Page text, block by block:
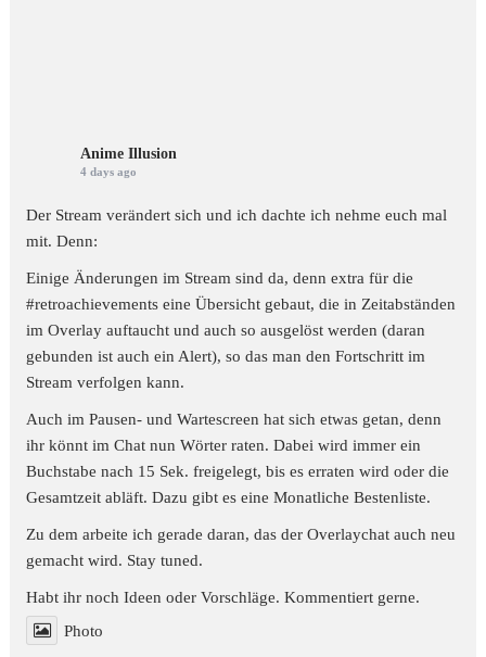
Anime Illusion
4 days ago
Der Stream verändert sich und ich dachte ich nehme euch mal
mit. Denn:
Einige Änderungen im Stream sind da, denn extra für die
#retroachievements eine Übersicht gebaut, die in Zeitabständen
im Overlay auftaucht und auch so ausgelöst werden (daran
gebunden ist auch ein Alert), so das man den Fortschritt im
Stream verfolgen kann.
Auch im Pausen- und Wartescreen hat sich etwas getan, denn
ihr könnt im Chat nun Wörter raten. Dabei wird immer ein
Buchstabe nach 15 Sek. freigelegt, bis es erraten wird oder die
Gesamtzeit abläft. Dazu gibt es eine Monatliche Bestenliste.
Zu dem arbeite ich gerade daran, das der Overlaychat auch neu
gemacht wird. Stay tuned.
Habt ihr noch Ideen oder Vorschläge. Kommentiert gerne.
Photo